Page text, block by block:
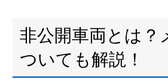
非公開車両とは
ついても解説！